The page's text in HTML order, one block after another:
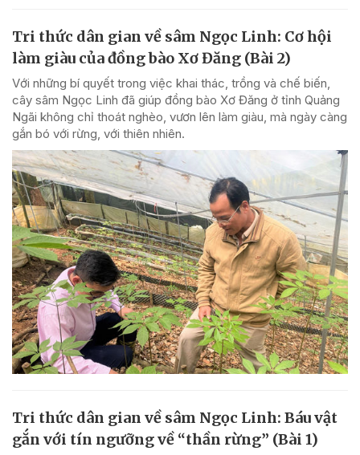
Tri thức dân gian về sâm Ngọc Linh: Cơ hội
làm giàu của đồng bào Xơ Đăng (Bài 2)
Với những bí quyết trong việc khai thác, trồng và chế biến,
cây sâm Ngọc Linh đã giúp đồng bào Xơ Đăng ở tỉnh Quảng
Ngãi không chỉ thoát nghèo, vươn lên làm giàu, mà ngày càng
gắn bó với rừng, với thiên nhiên.
Tri thức dân gian về sâm Ngọc Linh: Báu vật
gắn với tín ngưỡng về “thần rừng” (Bài 1)